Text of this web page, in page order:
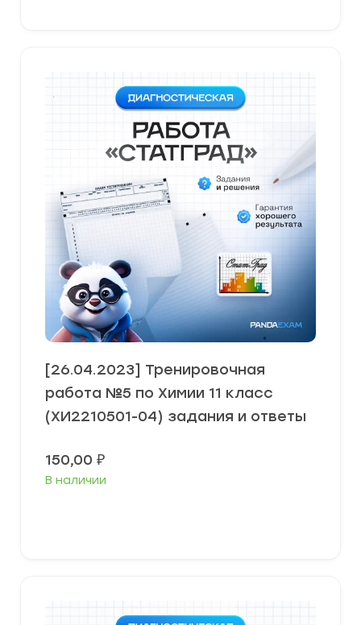
[26.04.2023] Тренировочная
работа №5 по Химии 11 класс
(ХИ2210501-04) задания и ответы
150,00 ₽
В наличии